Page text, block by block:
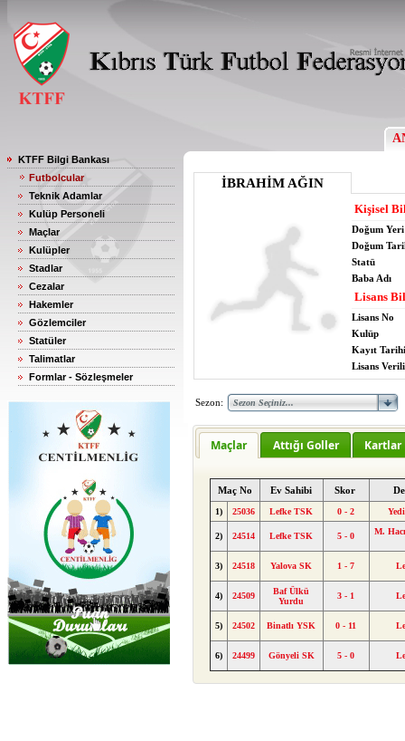
KTFF Bilgi Bankası
Futbolcular
Teknik Adamlar
Kulüp Personeli
Maçlar
Kulüpler
Stadlar
Cezalar
Hakemler
Gözlemciler
Statüler
Talimatlar
Formlar - Sözleşmeler
İBRAHİM AĞIN
Kişisel
Doğum Yeri
Doğum
Statü
Baba Adı
Lisans
Lisans No
Kulüp
Kayıt Tarihi
Lisans
Sezon:
Maçlar Attığı Goller Kartlar
Maç No Ev Sahibi Skor
1) 25036 Lefke TSK 0 - 2
2) 24514 Lefke TSK 5 - 0 M.
3) 24518 Yalova SK 1 - 7
4) 24509
Baf Ülkü
Yurdu
3 - 1
5) 24502 Binatlı YSK 0 - 11
6) 24499 Gönyeli SK 5 - 0